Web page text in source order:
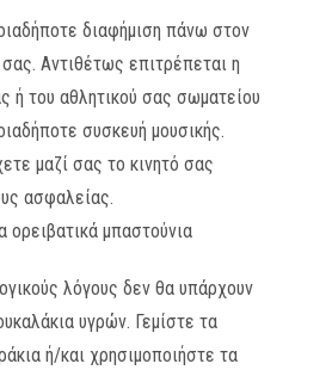
διαφήμιση πάνω στον
Αντιθέτως επιτρέπεται η
ή του αθλητικού σας σωματείου
συσκευή μουσικής.
μαζί σας το κινητό σας
ασφαλείας.
μπαστούνια
λόγους δεν θα υπάρχουν
υγρών. Γεμίστε τα
ή/και χρησιμοποιήστε τα